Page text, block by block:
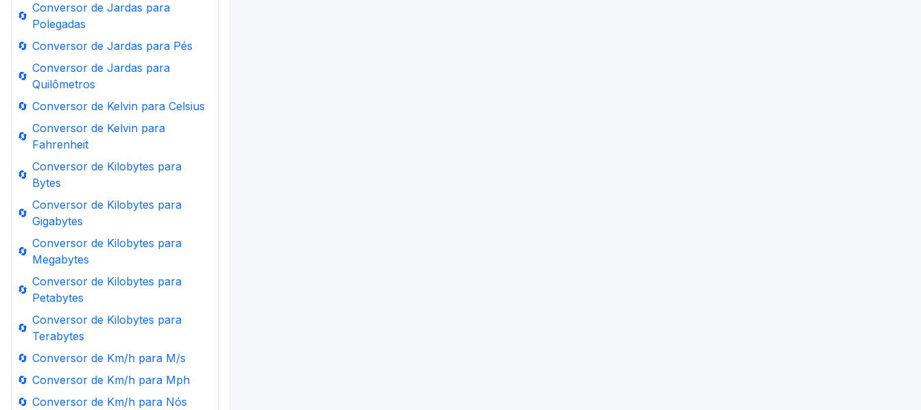
🔄
Conversor de Jardas para
Polegadas
🔄 Conversor de Jardas para Pés
🔄
Conversor de Jardas para
Quilômetros
🔄 Conversor de Kelvin para Celsius
🔄
Conversor de Kelvin para
Fahrenheit
🔄
Conversor de Kilobytes para
Bytes
🔄
Conversor de Kilobytes para
Gigabytes
🔄
Conversor de Kilobytes para
Megabytes
🔄
Conversor de Kilobytes para
Petabytes
🔄
Conversor de Kilobytes para
Terabytes
🔄 Conversor de Km/h para M/s
🔄 Conversor de Km/h para Mph
🔄 Conversor de Km/h para Nós